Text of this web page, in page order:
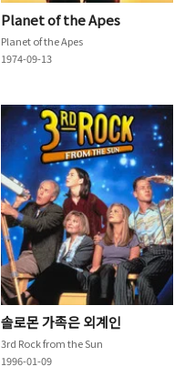
Planet of the Apes
Planet of the Apes
1974-09-13
솔로몬 가족은 외계인
3rd Rock from the Sun
1996-01-09